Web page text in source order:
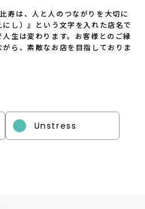
は、人と人のつながりを大切に
し）』という文字を入れた店名で
生は変わります。お客様とのご縁
ら、素敵なお店を目指しておりま
Unstress